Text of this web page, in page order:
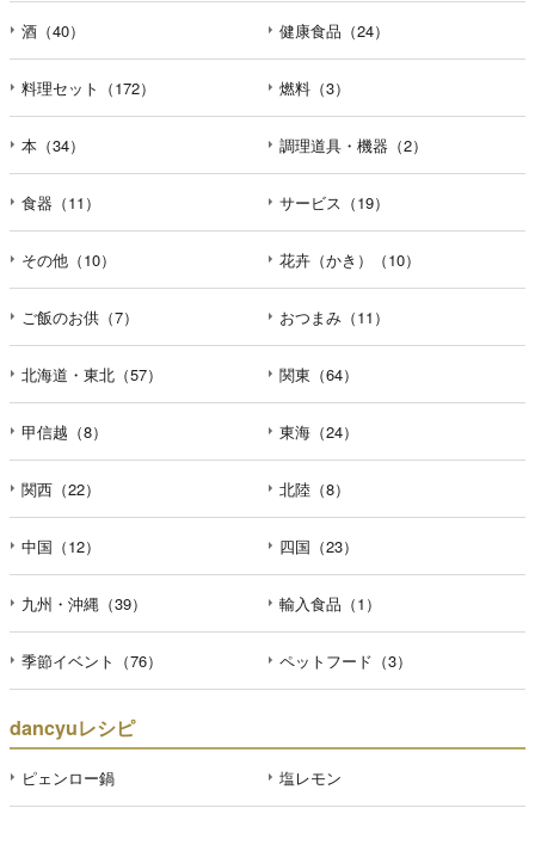
酒（40） 健康食品（24）
料理セット（172） 燃料（3）
本（34） 調理道具・機器（2）
食器（11） サービス（19）
その他（10） 花卉（かき）（10）
ご飯のお供（7） おつまみ（11）
北海道・東北（57） 関東（64）
甲信越（8） 東海（24）
関西（22） 北陸（8）
中国（12） 四国（23）
九州・沖縄（39） 輸入食品（1）
季節イベント（76） ペットフード（3）
dancyuレシピ
ピェンロー鍋 塩レモン